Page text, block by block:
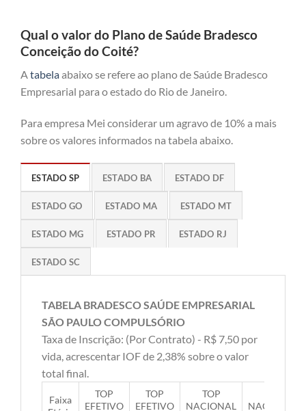
Qual o valor do Plano de Saúde Bradesco
Conceição do Coité?
Atabelaabaixo se refere ao plano de Saúde Bradesco
Empresarial para o estado do Rio de Janeiro.
Para empresa Mei considerar um agravo de 10% a mais
sobre os valores informados na tabela abaixo.
ESTADO SP ESTADO BA ESTADO DF
ESTADO GO ESTADO MA ESTADO MT
ESTADO MG ESTADO PR ESTADO RJ
ESTADO SC
TABELA BRADESCO SAÚDE EMPRESARIAL
SÃO PAULO COMPULSÓRIO
Taxa de Inscrição: (Por Contrato) - R$ 7,50 por
vida, acrescentar IOF de 2,38% sobre o valor
total final.
Faixa
TOP
EFETIVO
TOP
EFETIVO
TOP
NACIONAL
NACIONAL